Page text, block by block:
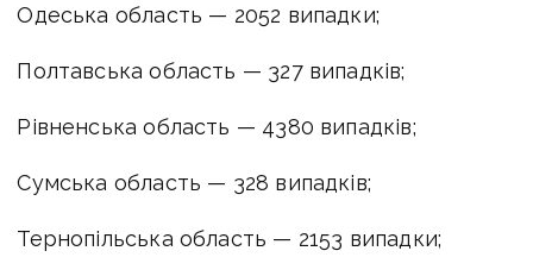
Одеська область — 2052 випадки;
Полтавська область — 327 випадків;
Рівненська область — 4380 випадків;
Сумська область — 328 випадків;
Тернопільська область — 2153 випадки;